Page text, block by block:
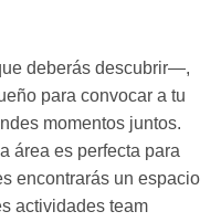
deberás descubrir—,
para convocar a tu
momentos juntos.
área es perfecta para
encontrarás un espacio
actividades team